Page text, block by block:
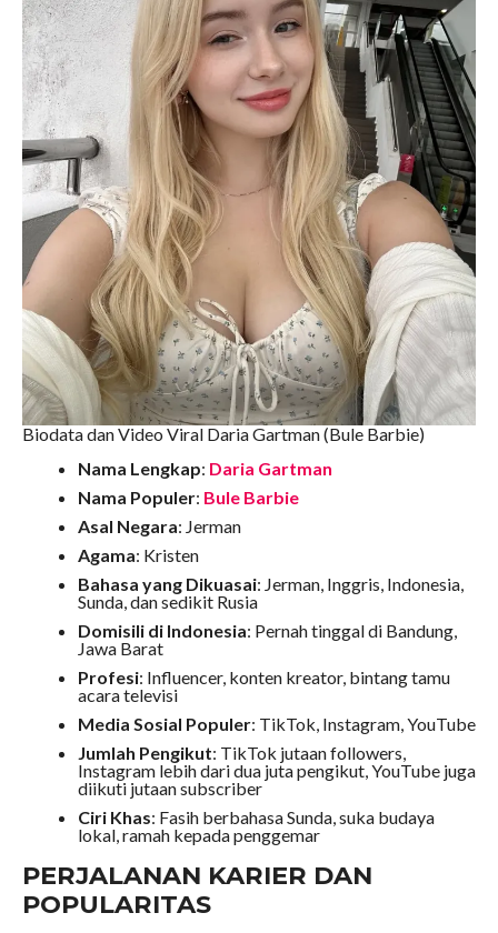
Biodata dan Video Viral Daria Gartman (Bule Barbie)
Nama Lengkap: Daria Gartman
Nama Populer: Bule Barbie
Asal Negara: Jerman
Agama: Kristen
Bahasa yang Dikuasai: Jerman, Inggris, Indonesia,
Sunda, dan sedikit Rusia
Domisili di Indonesia: Pernah tinggal di Bandung,
Jawa Barat
Profesi: Influencer, konten kreator, bintang tamu
acara televisi
Media Sosial Populer: TikTok, Instagram, YouTube
Jumlah Pengikut: TikTok jutaan followers,
Instagram lebih dari dua juta pengikut, YouTube juga
diikuti jutaan subscriber
Ciri Khas: Fasih berbahasa Sunda, suka budaya
lokal, ramah kepada penggemar
PERJALANAN KARIER DAN
POPULARITAS